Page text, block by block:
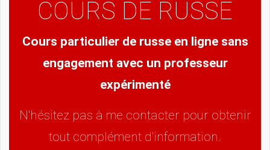
COURS DE RUSSE
Cours particulier de russe en ligne sans
engagement avec un professeur
expérimenté
N'hésitez pas à me contacter pour obtenir
tout complément d'information.